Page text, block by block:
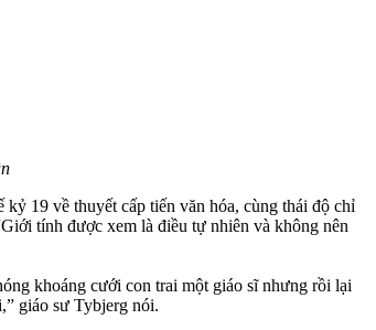
19 về thuyết cấp tiến văn hóa, cùng thái độ chỉ
tính được xem là điều tự nhiên và không nên
khoáng cưới con trai một giáo sĩ nhưng rồi lại
giáo sư Tybjerg nói.